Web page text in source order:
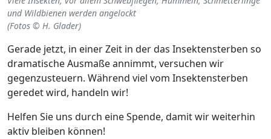
und Wildbienen werden angelockt
(Fotos © H. Glader)
Gerade jetzt, in einer Zeit in der das Insektensterben so
dramatische Ausmaße annimmt, versuchen wir
gegenzusteuern. Während viel vom Insektensterben
geredet wird, handeln wir!
Helfen Sie uns durch eine Spende, damit wir weiterhin
aktiv bleiben können!